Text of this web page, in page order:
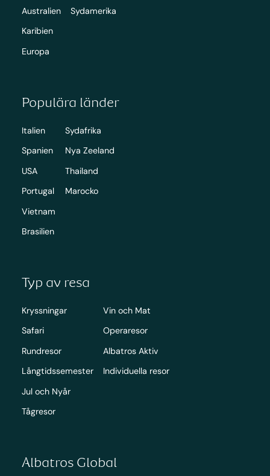
Australien
Karibien
Europa
Sydamerika
Populära länder
Italien
Spanien
USA
Portugal
Vietnam
Brasilien
Sydafrika
Nya Zeeland
Thailand
Marocko
Typ av resa
Kryssningar
Safari
Rundresor
Långtidssemester
Jul och Nyår
Tågresor
Vin och Mat
Operaresor
Albatros Aktiv
Individuella resor
Albatros Global